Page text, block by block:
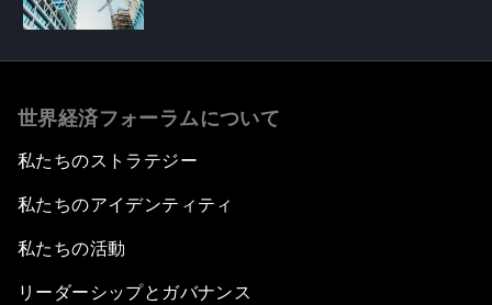
世界経済フォーラムについて
私たちのストラテジー
私たちのアイデンティティ
私たちの活動
リーダーシップとガバナンス